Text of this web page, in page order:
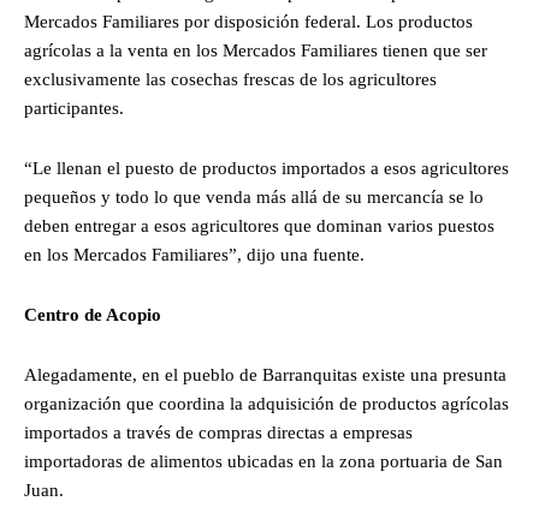
Mercados Familiares por disposición federal. Los productos
agrícolas a la venta en los Mercados Familiares tienen que ser
exclusivamente las cosechas frescas de los agricultores
participantes.
“Le llenan el puesto de productos importados a esos agricultores
pequeños y todo lo que venda más allá de su mercancía se lo
deben entregar a esos agricultores que dominan varios puestos
en los Mercados Familiares”, dijo una fuente.
Centro de Acopio
Alegadamente, en el pueblo de Barranquitas existe una presunta
organización que coordina la adquisición de productos agrícolas
importados a través de compras directas a empresas
importadoras de alimentos ubicadas en la zona portuaria de San
Juan.